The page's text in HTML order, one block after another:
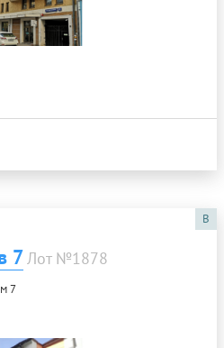
B
7 Лот №1878
7